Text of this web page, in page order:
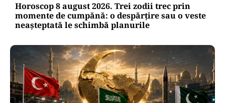
Horoscop 8 august 2026. Trei zodii trec prin
momente de cumpănă: o despărțire sau o veste
neașteptată le schimbă planurile